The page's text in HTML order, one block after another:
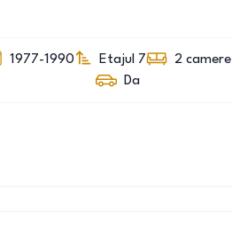
1977-1990 Etajul 7 2 camere
Da